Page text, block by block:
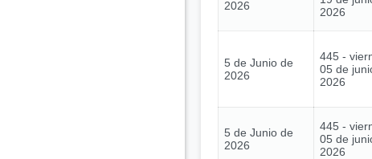
2026
2026
5 de Junio de
2026
445 -
05 de
2026
5 de Junio de
2026
445 -
05 de
2026